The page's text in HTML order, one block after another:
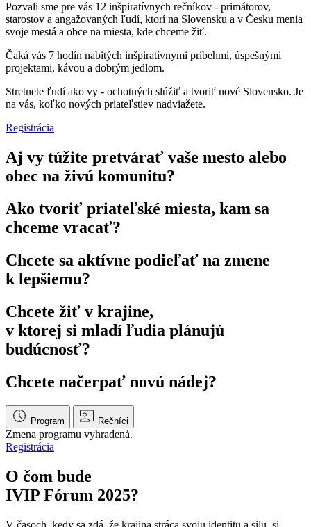
Pozvali sme pre vás 12 inšpiratívnych rečníkov - primátorov,
starostov a angažovaných ľudí, ktorí na Slovensku a v Česku menia
svoje mestá a obce na miesta, kde chceme žiť.
Čaká vás 7 hodín nabitých inšpiratívnymi príbehmi, úspešnými
projektami, kávou a dobrým jedlom.
Stretnete ľudí ako vy - ochotných slúžiť a tvoriť nové Slovensko. Je
na vás, koľko nových priateľstiev nadviažete.
Registrácia
Aj vy túžite pretvárať vaše mesto alebo
obec na živú komunitu?
Ako tvoriť priateľské miesta, kam sa
chceme vracať?
Chcete sa aktívne podieľať na zmene
k lepšiemu?
Chcete žiť v krajine,
v ktorej si mladí ľudia plánujú
budúcnosť?
Chcete načerpať novú nádej?
Program Rečníci
Zmena programu vyhradená.
Registrácia
O čom bude
IVIP Fórum 2025?
V časoch, kedy sa zdá, že krajina stráca svoju identitu a silu, si